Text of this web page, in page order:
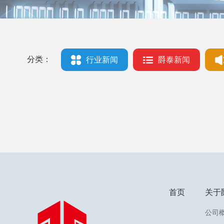
分类： 行业新闻 爵泰新闻
首页 关于
公司